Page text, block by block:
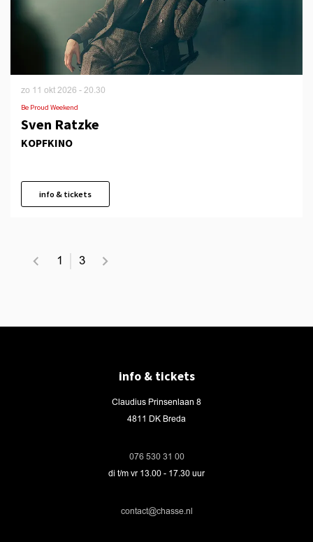
Sven Ratzke
KOPFKINO
Be Proud Weekend
zo 11 okt 2026 - 20.30
info & tickets
1 3
info & tickets
Claudius Prinsenlaan 8
4811 DK Breda
076 530 31 00
di t/m vr 13.00 - 17.30 uur
contact@chasse.nl